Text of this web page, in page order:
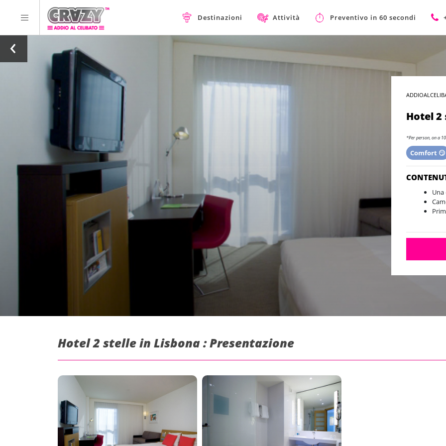
Destinazioni Attività Preventivo in 60 secondi
Hotel 2
*Per person, on a
Comfort 😏
Hotel 2 stelle in Lisbona : Presentazione